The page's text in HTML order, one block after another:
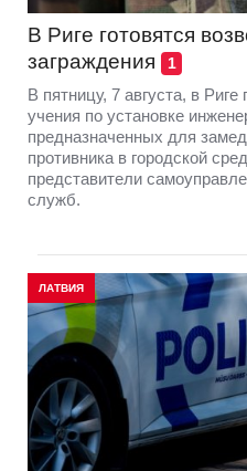
В Риге готовятся
заграждения
1
В пятницу, 7 августа, в Риге
учения по установке
предназначенных для
противника в городской
представители
служб.
ЛАТВИЯ